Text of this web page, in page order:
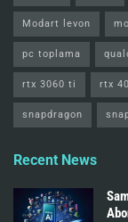
Modart levon
pc toplama
rtx 3060 ti rtx
snapdragon
Recent News